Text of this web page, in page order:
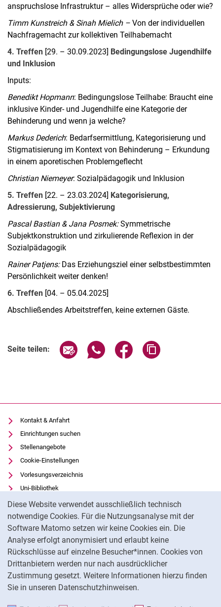
Diese Website verwendet ausschließlich technisch
notwendige Cookies. Für die Nutzungsanalyse mit der
Software Matomo setzen wir keine Cookies ein. Die
Analyse erfolgt anonymisiert und erlaubt keine
Rückschlüsse auf einzelne Besucher*innen. Cookies von
Drittanbietern werden nur nach ausdrücklicher
Zustimmung gesetzt. Weitere Informationen hierzu finden
Sie in unseren Datenschutzhinweisen.
anspruchslose Infrastruktur – alles Widersprüche oder wie?
Timm Kunstreich & Sinah Mielich – Von der individuellen
Nachfragemacht zur kollektiven Teilhabemacht
4. Treffen [29. – 30.09.2023] Bedingungslose Jugendhilfe
und Inklusion
Inputs:
Benedikt Hopmann: Bedingungslose Teilhabe: Braucht eine
inklusive Kinder- und Jugendhilfe eine Kategorie der
Behinderung und wenn ja welche?
Markus Dederich: Bedarfsermittlung, Kategorisierung und
Stigmatisierung im Kontext von Behinderung – Erkundung
in einem aporetischen Problemgeflecht
Christian Niemeyer: Sozialpädagogik und Inklusion
5. Treffen [22. – 23.03.2024] Kategorisierung,
Adressierung, Subjektivierung
Pascal Bastian & Jana Posmek:Symmetrische
Subjektkonstruktion und zirkulierende Reflexion in der
Sozialpädagogik
Rainer Patjens:Das Erziehungsziel einer selbstbestimmten
Persönlichkeit weiter denken!
6. Treffen [04. – 05.04.2025]
Abschließendes Arbeitstreffen, keine externen Gäste.
Seite teilen: Seite über E-Mail teilen
Seite über WhatsApp teilen
Seite über Facebook
Kontakt & Anfahrt
Einrichtungen suchen
Stellenangebote
Cookie-Einstellungen
Vorlesungsverzeichnis
Uni-Bibliothek
Moodle
Panopto
Datenschutz
Barrierefreiheit
Transparenter KI-Einsatz